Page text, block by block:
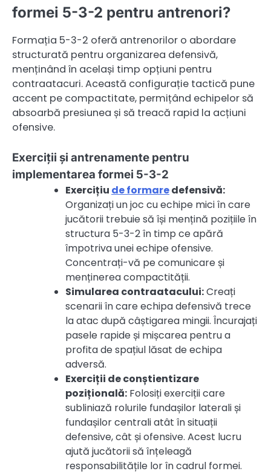
formei 5-3-2 pentru antrenori?
Formația 5-3-2 oferă antrenorilor o abordare
structurată pentru organizarea defensivă,
menținând în același timp opțiuni pentru
contraatacuri. Această configurație tactică pune
accent pe compactitate, permițând echipelor să
absoarbă presiunea și să treacă rapid la acțiuni
ofensive.
Exerciții și antrenamente pentru
implementarea formei 5-3-2
Exercițiu de formaredefensivă:
Organizați un joc cu echipe mici în care
jucătorii trebuie să își mențină pozițiile în
structura 5-3-2 în timp ce apără
împotriva unei echipe ofensive.
Concentrați-vă pe comunicare și
menținerea compactității.
Simularea contraatacului:Creați
scenarii în care echipa defensivă trece
la atac după câștigarea mingii. Încurajați
pasele rapide și mișcarea pentru a
profita de spațiul lăsat de echipa
adversă.
Exerciții de conștientizare
pozițională: Folosiți exerciții care
subliniază rolurile fundașilor laterali și
fundașilor centrali atât în situații
defensive, cât și ofensive. Acest lucru
ajută jucătorii să înțeleagă
responsabilitățile lor în cadrul formei.